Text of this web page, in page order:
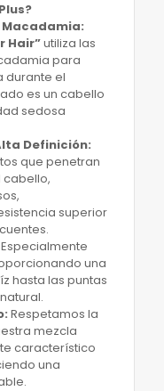
Macadamia:
Hair”utiliza las
para
durante el
es un cabello
sedosa
Definición:
que penetran
cabello,
superior
Especialmente
una
hasta las puntas
Respetamos la
mezcla
característico
una